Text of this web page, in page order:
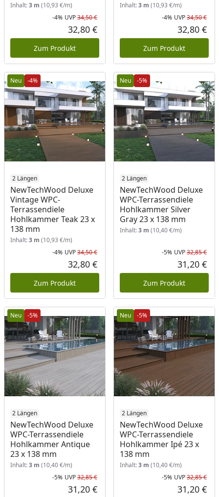
Inhalt:3 m (10,93 €/m)
Rabatt in Prozent
-4%
Ursprünglicher Preis
UVP34,50 €
Aktueller Preis
32,80 €
Zum Produkt
Inhalt:3 m (10,93 €/m)
-4% UVP34,50 €
32,80 €
Zum Produkt
Neu -4%
2 Längen
NewTechWood Deluxe
Vintage WPC-
Terrassendiele
Hohlkammer Teak 23 x
138 mm
Inhalt:3 m (10,93 €/m)
Rabatt in Prozent
-4%
Ursprünglicher Preis
UVP34,50 €
Aktueller Preis
32,80 €
Zum Produkt
Neu -5%
2 Längen
NewTechWood Deluxe
WPC-Terrassendiele
Hohlkammer Silver
Gray 23 x 138 mm
Inhalt:3 m (10,40 €/m)
-5% UVP32,85 €
31,20 €
Zum Produkt
Neu -5%
2 Längen
NewTechWood Deluxe
WPC-Terrassendiele
Hohlkammer Antique
23 x 138 mm
Inhalt:3 m (10,40 €/m)
Rabatt in Prozent
-5%
Ursprünglicher Preis
UVP32,85 €
Aktueller Preis
31,20 €
Neu -5%
2 Längen
NewTechWood Deluxe
WPC-Terrassendiele
Hohlkammer Ipé 23 x
138 mm
Inhalt:3 m (10,40 €/m)
-5% UVP32,85 €
31,20 €